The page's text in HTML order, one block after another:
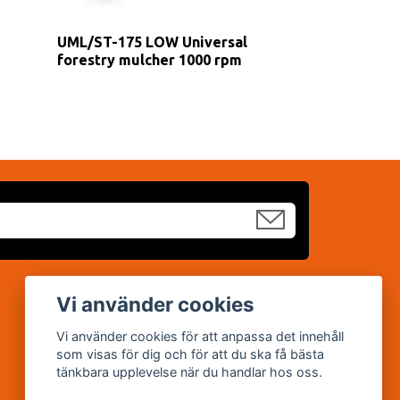
UML/ST-175 LOW Universal
forestry mulcher 1000 rpm
Facebook
YouTube
Vi använder cookies
Vi använder cookies för att anpassa det innehåll
som visas för dig och för att du ska få bästa
tänkbara upplevelse när du handlar hos oss.